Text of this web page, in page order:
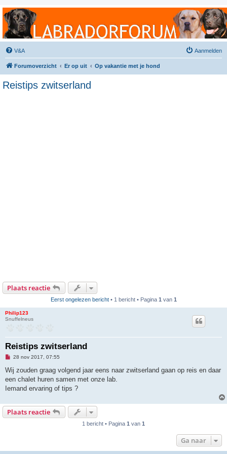
Labradorforum
Het gezelligste Labradorforum van Nederland en België!
V&A Aanmelden
Forumoverzicht Er op uit Op vakantie met je hond
Reistips zwitserland
Plaats reactie
Eerst ongelezen bericht• 1 bericht • Pagina 1 van 1
Philip123
Snuffelneus
Reistips zwitserland
O
g
e
l
e
n
b
e
28 nov 2017, 07:55
Wij zouden graag volgend jaar eens naar zwitserland gaan op reis en daar
een chalet huren samen met onze lab.
Iemand ervaring of tips ?
Plaats reactie
1 bericht • Pagina 1 van 1
Ga naar